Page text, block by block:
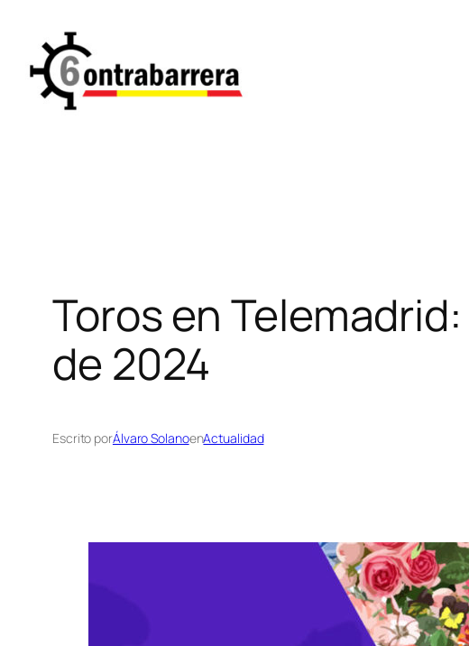
contenido
Toros en
de 2024
Escrito porÁlvaro SolanoenActualidad